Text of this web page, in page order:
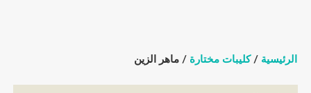
الرئيسية / كليبات مختارة / ماهر الزين